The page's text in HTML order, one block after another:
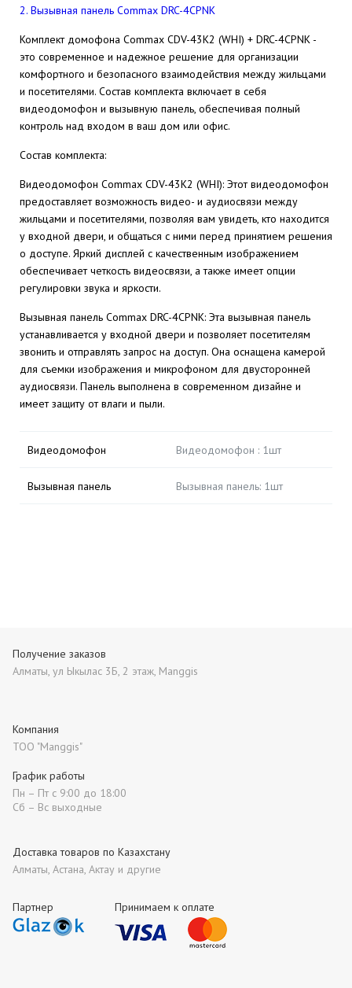
2. Вызывная панель Commax DRC-4CPNK
Комплект домофона Commax CDV-43K2 (WHI) + DRC-4CPNK -
это современное и надежное решение для организации
комфортного и безопасного взаимодействия между жильцами
и посетителями. Состав комплекта включает в себя
видеодомофон и вызывную панель, обеспечивая полный
контроль над входом в ваш дом или офис.
Состав комплекта:
Видеодомофон Commax CDV-43K2 (WHI): Этот видеодомофон
предоставляет возможность видео- и аудиосвязи между
жильцами и посетителями, позволяя вам увидеть, кто находится
у входной двери, и общаться с ними перед принятием решения
о доступе. Яркий дисплей с качественным изображением
обеспечивает четкость видеосвязи, а также имеет опции
регулировки звука и яркости.
Вызывная панель Commax DRC-4CPNK: Эта вызывная панель
устанавливается у входной двери и позволяет посетителям
звонить и отправлять запрос на доступ. Она оснащена камерой
для съемки изображения и микрофоном для двусторонней
аудиосвязи. Панель выполнена в современном дизайне и
имеет защиту от влаги и пыли.
Видеодомофон Видеодомофон : 1шт
Вызывная панель Вызывная панель: 1шт
Партнер Принимаем к оплате
Получение заказов
Алматы, ул Ыкылас 3Б, 2 этаж, Manggis
Компания
ТОО "Manggis"
Доставка товаров по Казахстану
Алматы, Астана, Актау и другие
График работы
Пн – Пт с 9:00 до 18:00
Сб – Вс выходные